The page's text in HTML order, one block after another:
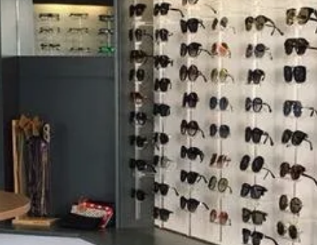
9h -18h30
SAMEDI
9h – 12h / 14h30 – 18h30